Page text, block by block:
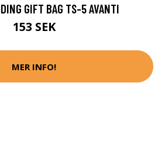
GIFT BAG TS-5 AVANTI
153 SEK
MER INFO!